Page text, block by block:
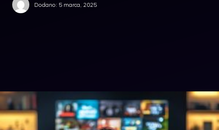
Dodano: 5 marca, 2025